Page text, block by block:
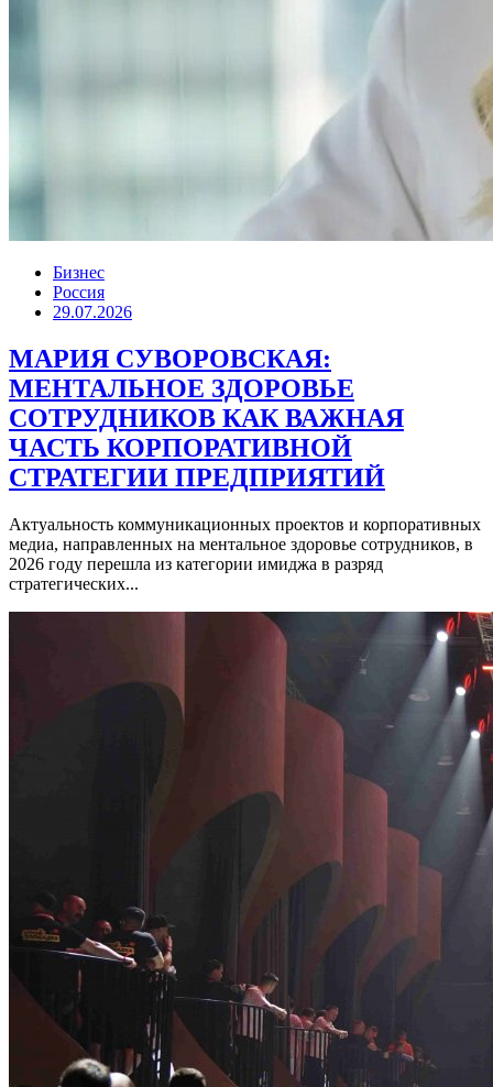
Бизнес
Россия
29.07.2026
МАРИЯ СУВОРОВСКАЯ:
МЕНТАЛЬНОЕ ЗДОРОВЬЕ
СОТРУДНИКОВ КАК ВАЖНАЯ
ЧАСТЬ КОРПОРАТИВНОЙ
СТРАТЕГИИ ПРЕДПРИЯТИЙ
Актуальность коммуникационных проектов и корпоративных
медиа, направленных на ментальное здоровье сотрудников, в
2026 году перешла из категории имиджа в разряд
стратегических...